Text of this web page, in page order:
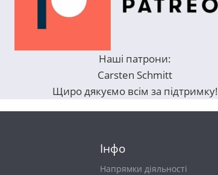
Наші патрони:
Carsten Schmitt
Щиро дякуємо всім за підтримку!
Інфо
Напрямки діяльності